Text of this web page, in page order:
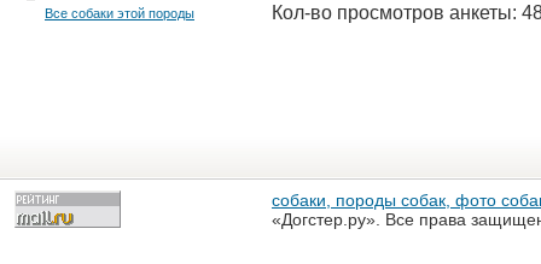
Все собаки этой породы
Кол-во просмотров анкеты:
собаки, породы собак, фото
«Догстер.ру». Все права